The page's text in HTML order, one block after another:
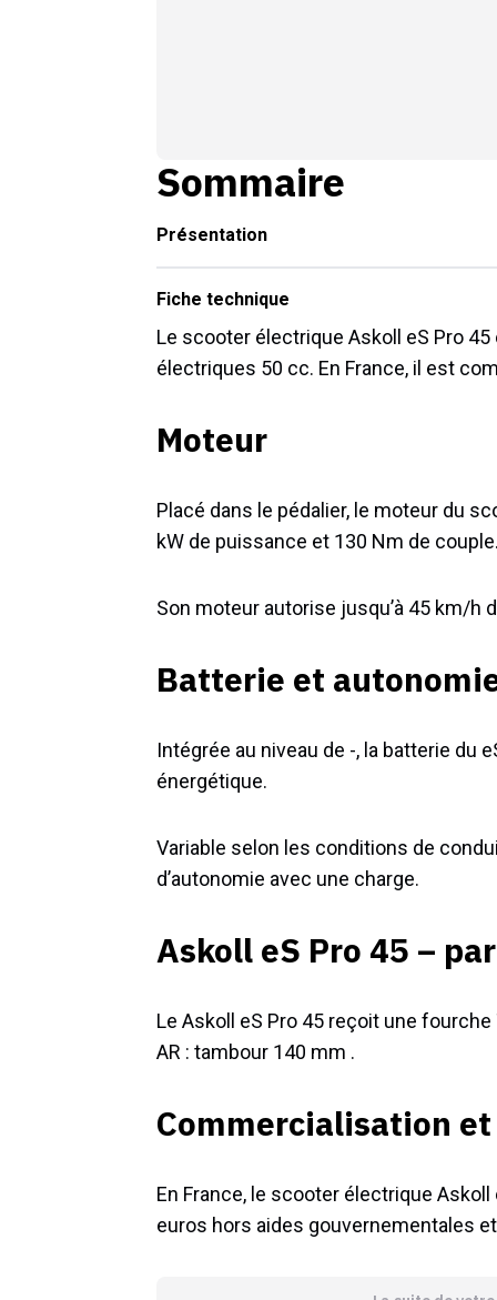
Sommaire
Présentation
Fiche technique
Le scooter électrique Askoll eS Pro
électriques 50 cc. En France, il est
Moteur
Placé dans le pédalier, le moteur du
kW de puissance et 130 Nm de couple.
Son moteur autorise jusqu’à 45 km/h
Batterie et
Intégrée au niveau de -, la batterie du
énergétique.
Variable selon les conditions de
d’autonomie avec une charge.
Askoll eS Pro 45 –
Le Askoll eS Pro 45 reçoit une
AR : tambour 140 mm .
Commercialisation
En France, le scooter électrique
euros hors aides gouvernementales